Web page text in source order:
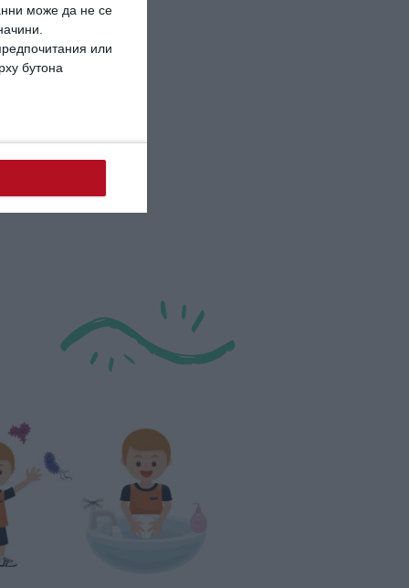
може да не се
или
бутона
изкуство